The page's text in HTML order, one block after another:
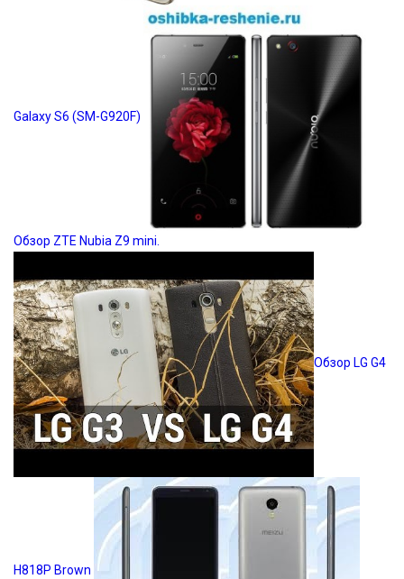
Galaxy S6 (SM-G920F)
Обзор ZTE Nubia Z9 mini.
Обзор LG G4
H818P Brown